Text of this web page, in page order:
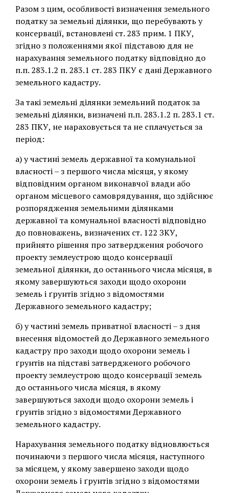
Разом з цим, особливості визначення земельного
податку за земельні ділянки, що перебувають у
консервації, встановлені ст. 283 прим. 1 ПКУ,
згідно з положеннями якої підставою для не
нарахування земельного податку відповідно до
п.п. 283.1.2 п. 283.1 ст. 283 ПКУ є дані Державного
земельного кадастру.
За такі земельні ділянки земельний податок за
земельні ділянки, визначені п.п. 283.1.2 п. 283.1 ст.
283 ПКУ, не нараховується та не сплачується за
період:
а) у частині земель державної та комунальної
власності – з першого числа місяця, у якому
відповідним органом виконавчої влади або
органом місцевого самоврядування, що здійснює
розпорядження земельними ділянками
державної та комунальної власності відповідно
до повноважень, визначених ст. 122 ЗКУ,
прийнято рішення про затвердження робочого
проекту землеустрою щодо консервації
земельної ділянки, до останнього числа місяця, в
якому завершуються заходи щодо охорони
земель і ґрунтів згідно з відомостями
Державного земельного кадастру;
б) у частині земель приватної власності – з дня
внесення відомостей до Державного земельного
кадастру про заходи щодо охорони земель і
ґрунтів на підставі затвердженого робочого
проекту землеустрою щодо консервації земель
до останнього числа місяця, в якому
завершуються заходи щодо охорони земель і
ґрунтів згідно з відомостями Державного
земельного кадастру.
Нарахування земельного податку відновлюється
починаючи з першого числа місяця, наступного
за місяцем, у якому завершено заходи щодо
охорони земель і ґрунтів згідно з відомостями